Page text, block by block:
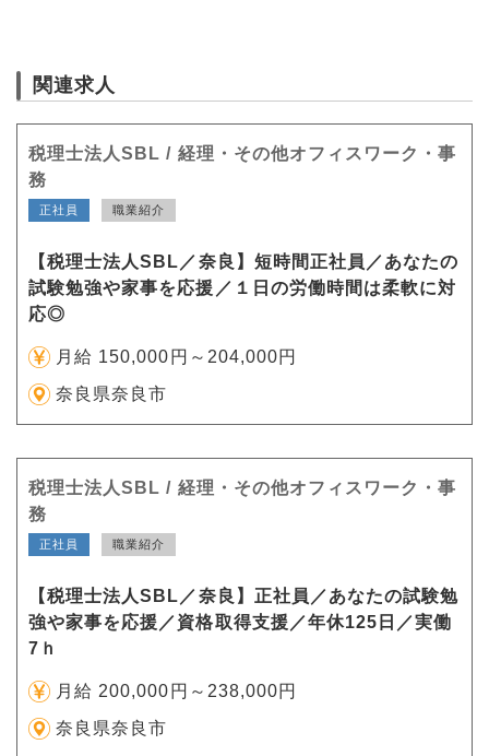
関連求人
税理士法人SBL / 経理・その他オフィスワーク・事
務
正社員 職業紹介
【税理士法人SBL／奈良】短時間正社員／あなたの
試験勉強や家事を応援／１日の労働時間は柔軟に対
応◎
月給 150,000円～204,000円
奈良県奈良市
税理士法人SBL / 経理・その他オフィスワーク・事
務
正社員 職業紹介
【税理士法人SBL／奈良】正社員／あなたの試験勉
強や家事を応援／資格取得支援／年休125日／実働
7ｈ
月給 200,000円～238,000円
奈良県奈良市